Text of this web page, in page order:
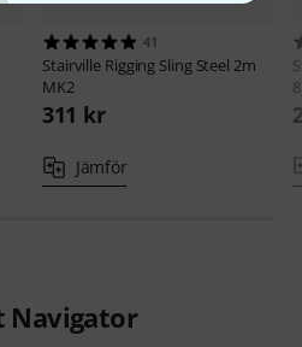
41
Stairville Rigging Sling Steel 2m
MK2
311 kr
Jämför
Navigator